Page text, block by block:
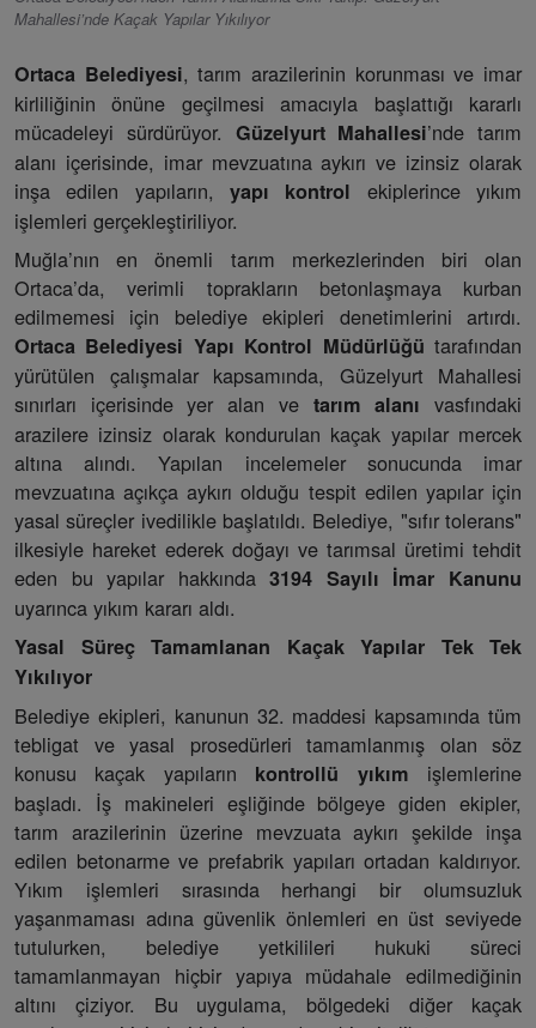
Mahallesi’nde Kaçak Yapılar Yıkılıyor
Ortaca Belediyesi, tarım arazilerinin korunması ve imar
kirliliğinin önüne geçilmesi amacıyla başlattığı kararlı
mücadeleyi sürdürüyor. Güzelyurt Mahallesi’nde tarım
alanı içerisinde, imar mevzuatına aykırı ve izinsiz olarak
inşa edilen yapıların, yapı kontrol ekiplerince yıkım
işlemleri gerçekleştiriliyor.
Muğla’nın en önemli tarım merkezlerinden biri olan
Ortaca’da, verimli toprakların betonlaşmaya kurban
edilmemesi için belediye ekipleri denetimlerini artırdı.
Ortaca Belediyesi Yapı Kontrol Müdürlüğü tarafından
yürütülen çalışmalar kapsamında, Güzelyurt Mahallesi
sınırları içerisinde yer alan ve tarım alanı vasfındaki
arazilere izinsiz olarak kondurulan kaçak yapılar mercek
altına alındı. Yapılan incelemeler sonucunda imar
mevzuatına açıkça aykırı olduğu tespit edilen yapılar için
yasal süreçler ivedilikle başlatıldı. Belediye, "sıfır tolerans"
ilkesiyle hareket ederek doğayı ve tarımsal üretimi tehdit
eden bu yapılar hakkında3194 Sayılı İmar Kanunu
uyarınca yıkım kararı aldı.
Yasal Süreç Tamamlanan Kaçak Yapılar Tek Tek
Yıkılıyor
Belediye ekipleri, kanunun 32. maddesi kapsamında tüm
tebligat ve yasal prosedürleri tamamlanmış olan söz
konusu kaçak yapıların kontrollü yıkım işlemlerine
başladı. İş makineleri eşliğinde bölgeye giden ekipler,
tarım arazilerinin üzerine mevzuata aykırı şekilde inşa
edilen betonarme ve prefabrik yapıları ortadan kaldırıyor.
Yıkım işlemleri sırasında herhangi bir olumsuzluk
yaşanmaması adına güvenlik önlemleri en üst seviyede
tutulurken, belediye yetkilileri hukuki süreci
tamamlanmayan hiçbir yapıya müdahale edilmediğinin
altını çiziyor. Bu uygulama, bölgedeki diğer kaçak